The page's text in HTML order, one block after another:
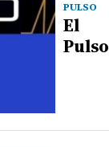
PULSO
El
Pulso